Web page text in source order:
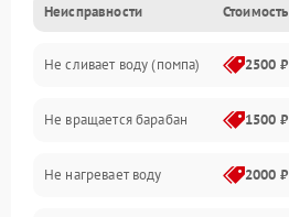
Электропитание
Водоснабжение
Слив
Программное обеспечение
Неисправности Стоимость
Не сливает воду (помпа) 2500 ₽
Не вращается барабан 1500 ₽
Не нагревает воду 2000 ₽